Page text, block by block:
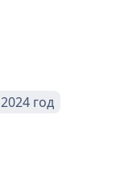
2024 год